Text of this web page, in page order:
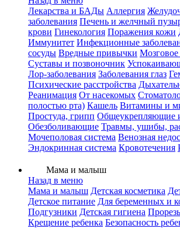
Лекарства и БАДы Аллергия
заболевания Печень и желчный
крови Гинекология Поражения кожи
Иммунитет Инфекционные
сосуды Вредные привычки
Суставы и позвоночник
Лор-заболевания Заболевания глаз
Психические расстройства
Реанимация От насекомых
полостью рта) Кашель Витамины и
Простуда, грипп Общеукрепляющие
Обезболивающие Травмы, ушибы,
Мочеполовая система Венозная
Эндокринная система Кровотечения
Мама и малыш
Назад в меню
Мама и малыш Детская косметика
Детское питание Для беременных и
Подгузники Детская гигиена
Крещение ребенка Безопасность